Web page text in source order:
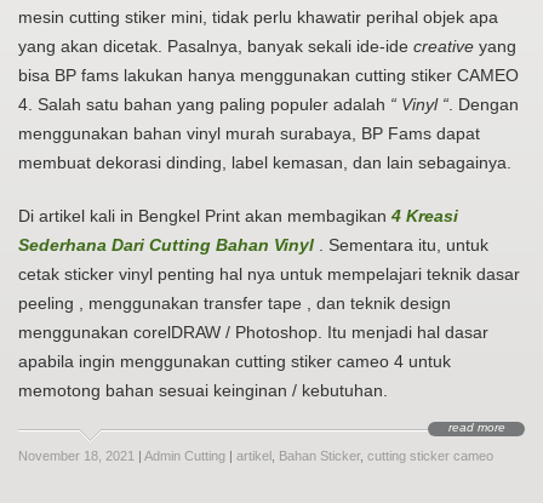
mesin cutting stiker mini, tidak perlu khawatir perihal objek apa
yang akan dicetak. Pasalnya, banyak sekali ide-ide creative yang
bisa BP fams lakukan hanya menggunakan cutting stiker CAMEO
4. Salah satu bahan yang paling populer adalah “ Vinyl “ . Dengan
menggunakan bahan vinyl murah surabaya, BP Fams dapat
membuat dekorasi dinding, label kemasan, dan lain sebagainya.
Di artikel kali in Bengkel Print akan membagikan 4 Kreasi
Sederhana Dari Cutting Bahan Vinyl
. Sementara itu, untuk
cetak sticker vinyl penting hal nya untuk mempelajari teknik dasar
peeling , menggunakan transfer tape , dan teknik design
menggunakan corelDRAW / Photoshop. Itu menjadi hal dasar
apabila ingin menggunakan cutting stiker cameo 4 untuk
memotong bahan sesuai keinginan / kebutuhan.
read more
November 18, 2021 | Admin Cutting | artikel Bahan Sticker, cutting sticker cameo